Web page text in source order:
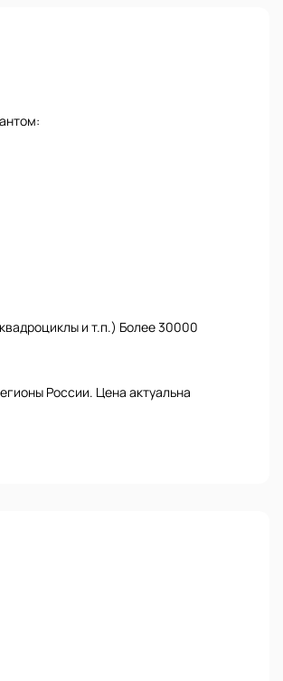
и т.п.) Более 30000
России. Цена актуальна